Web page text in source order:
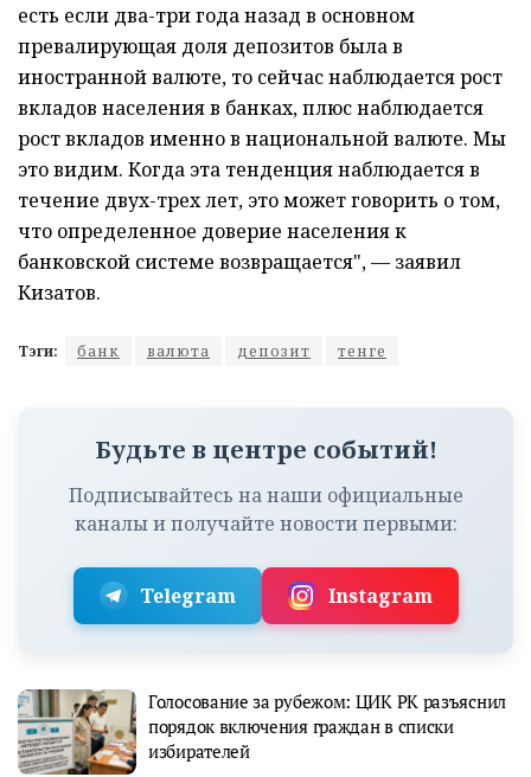
есть если два-три года назад в основном
превалирующая доля депозитов была в
иностранной валюте, то сейчас наблюдается рост
вкладов населения в банках, плюс наблюдается
рост вкладов именно в национальной валюте. Мы
это видим. Когда эта тенденция наблюдается в
течение двух-трех лет, это может говорить о том,
что определенное доверие населения к
банковской системе возвращается", — заявил
Кизатов.
Тэги: банк валюта депозит тенге
Будьте в центре событий!
Подписывайтесь на наши официальные
каналы и получайте новости первыми:
Telegram Instagram
Голосование за рубежом: ЦИК РК разъяснил
порядок включения граждан в списки
избирателей